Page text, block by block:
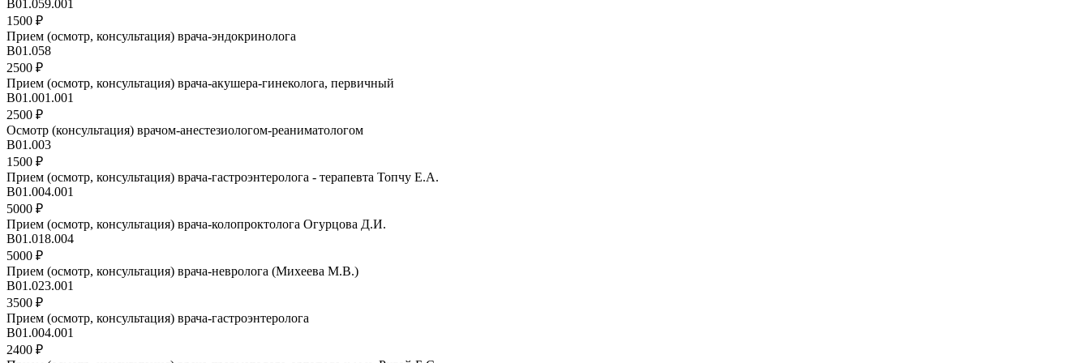
B01.059.001
1500 ₽
Прием (осмотр, консультация) врача-эндокринолога
B01.058
2500 ₽
Прием (осмотр, консультация) врача-акушера-гинеколога, первичный
B01.001.001
2500 ₽
Осмотр (консультация) врачом-анестезиологом-реаниматологом
B01.003
1500 ₽
Прием (осмотр, консультация) врача-гастроэнтеролога - терапевта Топчу Е.А.
В01.004.001
5000 ₽
Прием (осмотр, консультация) врача-колопроктолога Огурцова Д.И.
B01.018.004
5000 ₽
Прием (осмотр, консультация) врача-невролога (Михеева М.В.)
B01.023.001
3500 ₽
Прием (осмотр, консультация) врача-гастроэнтеролога
В01.004.001
2400 ₽